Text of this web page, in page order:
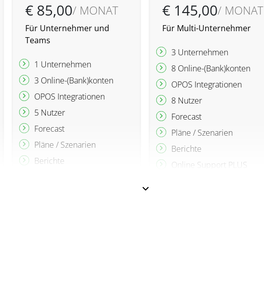
€ 85,00/ MONAT
Für Unternehmer und
Teams
1 Unternehmen
3 Online-(Bank)konten
OPOS Integrationen
5 Nutzer
Forecast
Pläne / Szenarien
Berichte
€ 145,00/ MONAT
Für Multi-Unternehmer
3 Unternehmen
8 Online-(Bank)konten
OPOS Integrationen
8 Nutzer
Forecast
Pläne / Szenarien
Berichte
Online Support PLUS